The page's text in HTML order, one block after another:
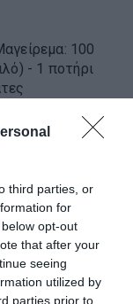
third parties, or
for
opt-out
that after your
seeing
utilized by
parties prior to
100
- 1 ποτήρι